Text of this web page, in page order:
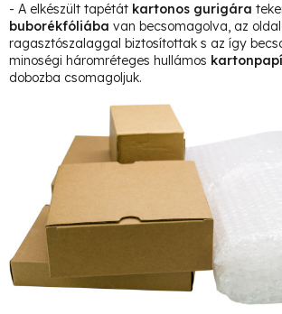
- A elkészült tapétát kartonos gurigára
buborékfóliába van becsomagolva, az
ragasztószalaggal biztosítottak s az így
minoségi háromréteges hullámos
dobozba csomagoljuk.